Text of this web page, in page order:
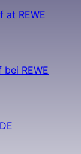
at REWE
REWE